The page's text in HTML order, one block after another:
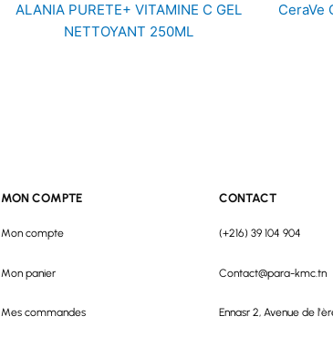
ALANIA PURETE+ VITAMINE C GEL
NETTOYANT 250ML
CeraVe
MON COMPTE
Mon compte
Mon panier
Mes commandes
CONTACT
(+216) 39 104 904
Contact@para-kmc.tn
Ennasr 2, Avenue de